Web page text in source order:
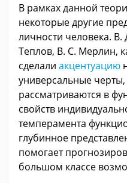
В рамках данной
некоторые другие
личности человека.
Теплов, В. С. Мерлин,
сделали акцентуацию
универсальные
рассматриваются в
свойств
темперамента
глубинное
помогает
большом классе